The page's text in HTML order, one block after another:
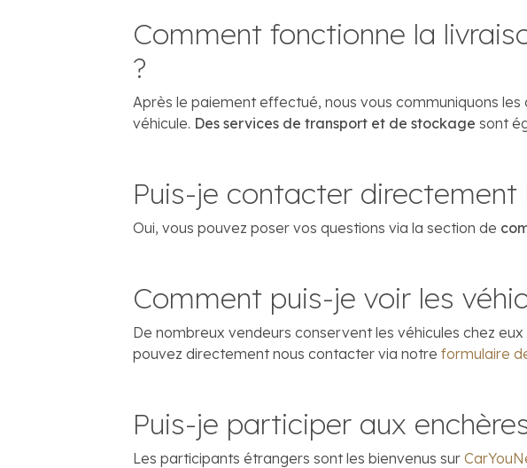
Comment fonctionne la
?
Après le paiement effectué, nous vous communiquons
véhicule. Des services de transport et de stockage sont
Puis-je contacter directement
Oui, vous pouvez poser vos questions via la section de
Comment puis-je voir les
De nombreux vendeurs conservent les véhicules chez
pouvez directement nous contacter via notre formulaire
Puis-je participer aux
Les participants étrangers sont les bienvenus sur